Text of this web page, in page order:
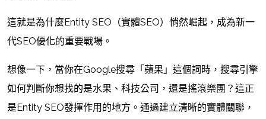
這就是為什麼Entity SEO（實體SEO）悄然崛起，成為新一
代SEO優化的重要戰場。
想像一下，當你在Google搜尋「蘋果」這個詞時，搜尋引擎
如何判斷你想找的是水果、科技公司，還是搖滾樂團？這正
是Entity SEO發揮作用的地方。通過建立清晰的實體關聯，